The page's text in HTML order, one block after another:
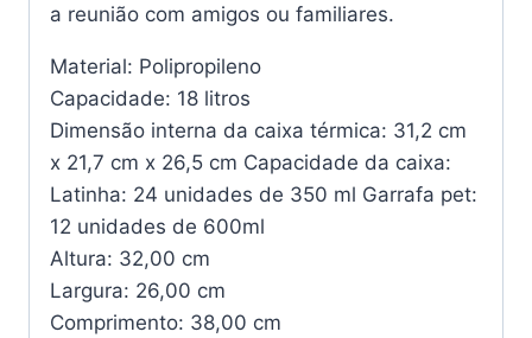
a reunião com amigos ou familiares.
Material: Polipropileno
Capacidade: 18 litros
Dimensão interna da caixa térmica: 31,2 cm
x 21,7 cm x 26,5 cm Capacidade da caixa:
Latinha: 24 unidades de 350 ml Garrafa pet:
12 unidades de 600ml
Altura: 32,00 cm
Largura: 26,00 cm
Comprimento: 38,00 cm